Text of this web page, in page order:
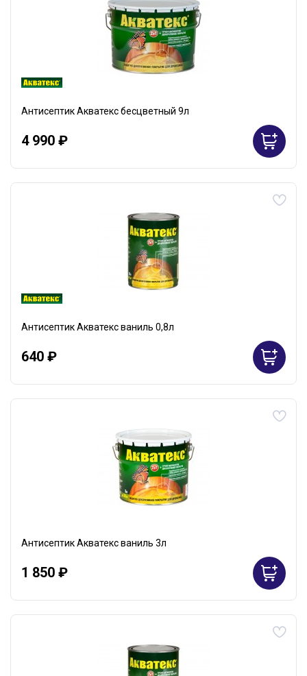
Антисептик Акватекс бесцветный 9л
4 990 ₽
Антисептик Акватекс ваниль 0,8л
640 ₽
Антисептик Акватекс ваниль 3л
1 850 ₽